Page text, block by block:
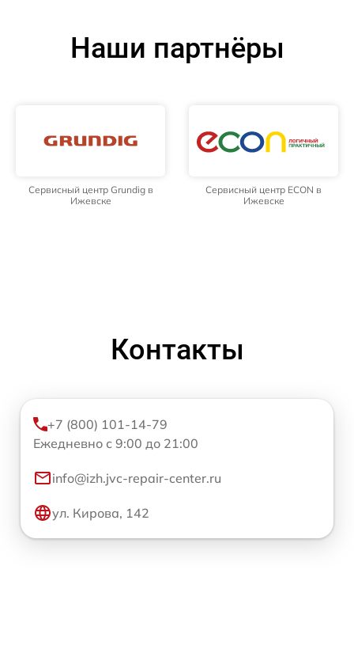
Наши партнёры
Сервисный центр Grundig в
Ижевске
Сервисный центр ECON в
Ижевске
Контакты
+7 (800) 101-14-79
Ежедневно с 9:00 до 21:00
info@izh.jvc-repair-center.ru
ул. Кирова, 142